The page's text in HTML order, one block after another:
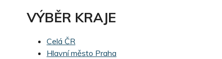
VÝBĚR KRAJE
Celá ČR
Hlavní město Praha